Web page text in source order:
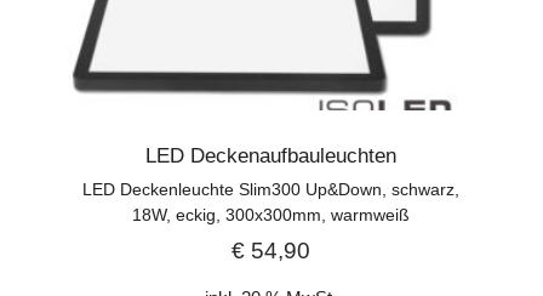
LED Deckenaufbauleuchten
LED Deckenleuchte Slim300 Up&Down, schwarz,
18W, eckig, 300x300mm, warmweiß
€ 54,90